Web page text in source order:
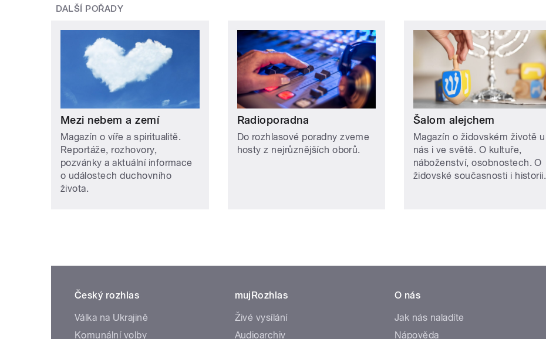
DALŠÍ POŘADY
Mezi nebem a zemí
Magazín o víře a spiritualitě.
Reportáže, rozhovory,
pozvánky a aktuální informace
o událostech duchovního
života.
Radioporadna
Do rozhlasové poradny zveme
hosty z nejrůznějších oborů.
Šalom alejchem
Magazín o židovském životě u
nás i ve světě. O kultuře,
náboženství, osobnostech. O
židovské současnosti i historii.
Český rozhlas
Válka na Ukrajině
Komunální volby
mujRozhlas
Živé vysílání
Audioarchiv
O nás
Jak nás naladíte
Nápověda